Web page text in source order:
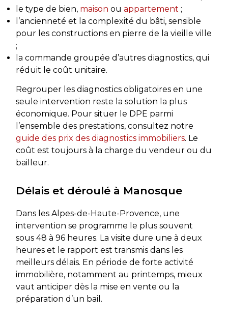
le type de bien, maison ou appartement ;
l’ancienneté et la complexité du bâti, sensible
pour les constructions en pierre de la vieille ville
;
la commande groupée d’autres diagnostics, qui
réduit le coût unitaire.
Regrouper les diagnostics obligatoires en une
seule intervention reste la solution la plus
économique. Pour situer le DPE parmi
l’ensemble des prestations, consultez notre
guide des prix des diagnostics immobiliers. Le
coût est toujours à la charge du vendeur ou du
bailleur.
Délais et déroulé à Manosque
Dans les Alpes-de-Haute-Provence, une
intervention se programme le plus souvent
sous 48 à 96 heures. La visite dure une à deux
heures et le rapport est transmis dans les
meilleurs délais. En période de forte activité
immobilière, notamment au printemps, mieux
vaut anticiper dès la mise en vente ou la
préparation d’un bail.